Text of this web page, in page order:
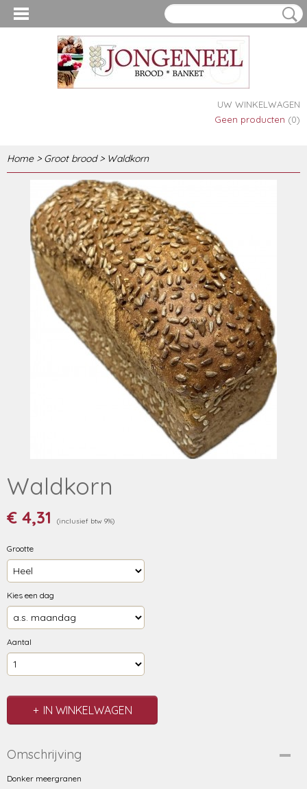
UW WINKELWAGEN
Geen producten (0)
Home> Groot brood> Waldkorn
Waldkorn
€ 4,31 (inclusief btw 9%)
Grootte
Kies een dag
Aantal
IN WINKELWAGEN
Omschrijving
Donker meergranen